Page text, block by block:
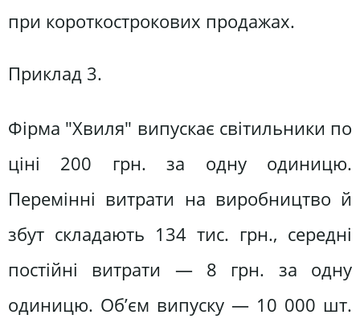
при короткострокових продажах.
Приклад 3.
Фірма "Хвиля" випускає світильники по
ціні 200 грн. за одну одиницю.
Перемінні витрати на виробництво й
збут складають 134 тис. грн., середні
постійні витрати — 8 грн. за одну
одиницю. Об’єм випуску — 10 000 шт.